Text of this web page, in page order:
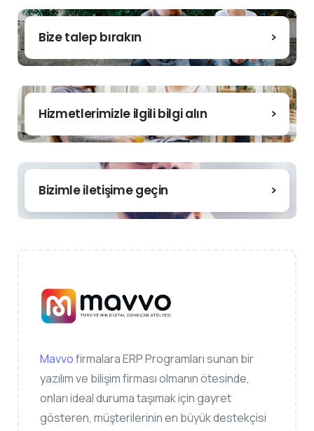
Bize talep bırakın
Hizmetlerimizle ilgili bilgi alın
Bizimle iletişime geçin
Mavvofirmalara ERP Programları sunan bir
yazılım ve bilişim firması olmanın ötesinde,
onları ideal duruma taşımak için gayret
gösteren, müşterilerinin en büyük destekçisi